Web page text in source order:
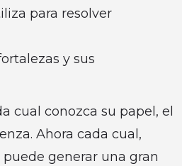
para resolver
y sus
cual conozca su papel, el
Ahora cada cual,
puede generar una gran